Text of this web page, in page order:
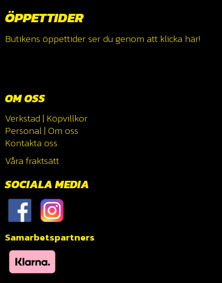
ÖPPETTIDER
Butikens öppettider ser du genom att klicka här!
OM OSS
Verkstad | Köpvillkor
Personal| Om oss
Kontakta oss
Våra fraktsätt
SOCIALA MEDIA
Samarbetspartners